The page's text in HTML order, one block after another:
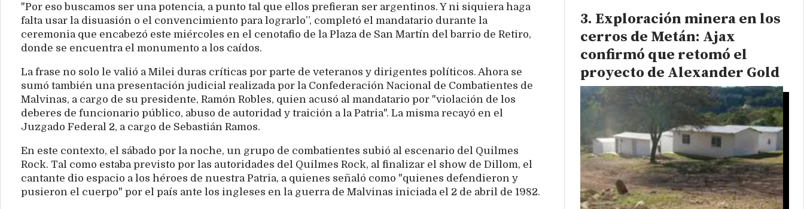
"Por eso buscamos ser una potencia, a punto tal que ellos prefieran ser argentinos. Y ni siquiera haga
falta usar la disuasión o el convencimiento para lograrlo”, completó el mandatario durante la
ceremonia que encabezó este miércoles en el cenotafio de la Plaza de San Martín del barrio de Retiro,
donde se encuentra el monumento a los caídos.
La frase no solo le valió a Milei duras críticas por parte de veteranos y dirigentes políticos. Ahora se
sumó también una presentación judicial realizada por la Confederación Nacional de Combatientes de
Malvinas, a cargo de su presidente, Ramón Robles, quien acusó al mandatario por "violación de los
deberes de funcionario público, abuso de autoridad y traición a la Patria". La misma recayó en el
Juzgado Federal 2, a cargo de Sebastián Ramos.
En este contexto, el sábado por la noche, un grupo de combatientes subió al escenario del Quilmes
Rock. Tal como estaba previsto por las autoridades del Quilmes Rock, al finalizar el show de Dillom, el
cantante dio espacio a los héroes de nuestra Patria, a quienes señaló como "quienes defendieron y
pusieron el cuerpo" por el país ante los ingleses en la guerra de Malvinas iniciada el 2 de abril de 1982.
Exploración minera en los
cerros de Metán: Ajax
confirmó que retomó el
proyecto de Alexander Gold